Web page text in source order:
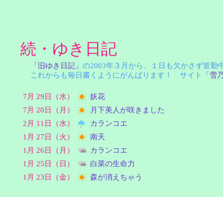
続・ゆき日記
「旧ゆき日記」 の2003年３月から、１日も欠かさず皆
これからも毎日書くようにがんばります！ サイト
「雪
7月 29日（水）
妖花
7月 20日（月）
月下美人が咲きました
2月 11日（水）
カランコエ
1月 27日（火）
南天
1月 26日（月）
カランコエ
1月 25日（日）
白菜の生命力
1月 23日（金）
森が消えちゃう